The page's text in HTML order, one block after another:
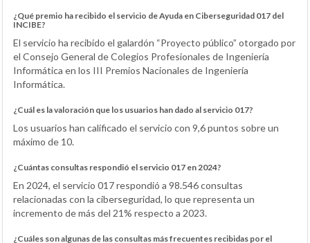
¿Qué premio ha recibido el servicio de Ayuda en Ciberseguridad 017 del
INCIBE?
El servicio ha recibido el galardón “Proyecto público” otorgado por
el Consejo General de Colegios Profesionales de Ingeniería
Informática en los III Premios Nacionales de Ingeniería
Informática.
¿Cuál es la valoración que los usuarios han dado al servicio 017?
Los usuarios han calificado el servicio con 9,6 puntos sobre un
máximo de 10.
¿Cuántas consultas respondió el servicio 017 en 2024?
En 2024, el servicio 017 respondió a 98.546 consultas
relacionadas con la ciberseguridad, lo que representa un
incremento de más del 21% respecto a 2023.
¿Cuáles son algunas de las consultas más frecuentes recibidas por el